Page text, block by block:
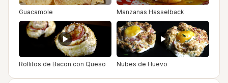
Guacamole Manzanas Hasselback
Rollitos de Bacon con Queso Nubes de Huevo